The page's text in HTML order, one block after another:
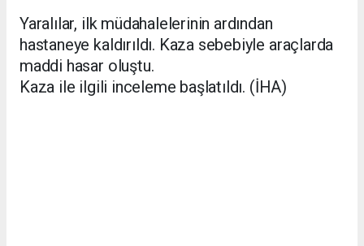
Yaralılar, ilk müdahalelerinin ardından
hastaneye kaldırıldı. Kaza sebebiyle araçlarda
maddi hasar oluştu.
Kaza ile ilgili inceleme başlatıldı. (İHA)